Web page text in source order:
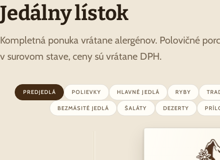
Jedálny lístok
Kompletná ponuka vrátane alergénov. Polovičné
v surovom stave, ceny sú vrátane DPH.
PREDJEDLÁ POLIEVKY HLAVNÉ JEDLÁ RYBY
BEZMÄSITÉ JEDLÁ ŠALÁTY DEZERTY